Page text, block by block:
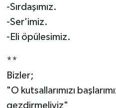
-Sırdaşımız.
-Ser'imiz.
-Eli öpülesimiz.
**
Bizler;
"O kutsallarımızı
gezdirmeliyiz"